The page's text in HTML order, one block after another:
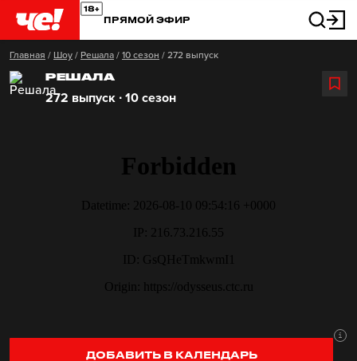
ПРЯМОЙ ЭФИР
Главная / Шоу / Решала / 10 сезон / 272 выпуск
РЕШАЛА
272 выпуск ∙ 10 сезон
ДОБАВИТЬ В КАЛЕНДАРЬ